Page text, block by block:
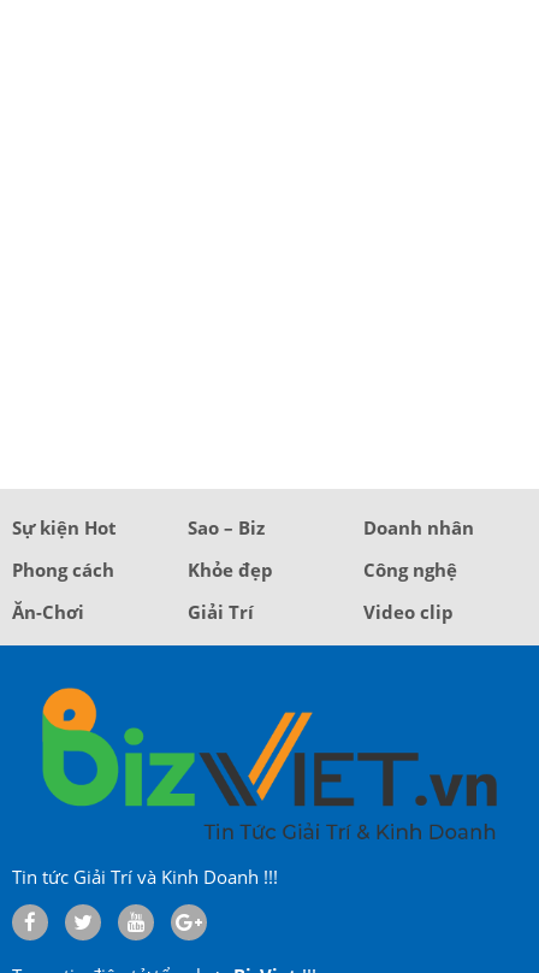
Sự kiện Hot Sao – Biz
Doanh nhân
Phong cách
Khỏe đẹp
Công nghệ
Ăn-Chơi
Giải Trí Video clip
Tin tức Giải Trí và Kinh Doanh !!!